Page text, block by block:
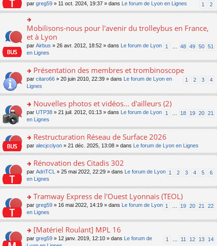
ult
er
le
m
e
s
s
e
n
o
n
lu
pl
s
ré
c
e
1 2
par greg59 » 11 oct. 2024, 19:37 » dans Le forum de Lyon en Lignes
o
n
ult
le
m
e
s
s
g
e
n
o
n
lu
u
s
ré
c
e
Mobilisons-nous pour l'avenir du trolleybus en France,
et à Lyon
1 48 49 50 51
par Airbus » 26 avr. 2012, 18:52 » dans
Le forum de Lyon
en Lignes
o
s
er
le
m
e
s
s
e
n
o
n
lu
pl
ré
c
Présentation des membres et trombinoscope
1 2 3 4
par citaro66 » 20 juin 2010, 22:39 » dans
Le forum de Lyon en
Lignes
o
n
s
er
le
m
e
s
s
e
n
o
n
lu
pl
Nouvelles photos et vidéos... d'ailleurs (2)
1 18 19 20 21
par UTP38 » 21 juil. 2012, 01:13 » dans
Le forum de Lyon
en Lignes
o
n
ult
er
le
m
e
s
s
e
n
Restructuration Réseau de Surface 2026
par alecjcclyon » 21 déc. 2025, 13:08 » dans Le forum de Lyon en Lignes
o
n
s
er
le
m
e
s
s
a
Rénovation des Citadis 302
1 2 3 4 5 6
par AdriTCL » 25 mai 2022, 22:29 » dans
Le forum de Lyon
en Lignes
o
n
s
er
le
Tramway Express de l'Ouest Lyonnais (TEOL)
1 19 20 21 22
par greg59 » 16 mai 2022, 14:19 » dans
Le forum de Lyon
en Lignes
o
[Matériel Roulant] MPL 16
1 11 12 13 14
par greg59 » 12 janv. 2019, 12:10 » dans
Le forum de